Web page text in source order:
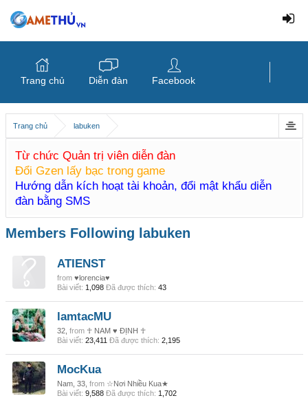
Trang chủ labuken
Từ chức Quản trị viên diễn đàn
Đổi Gzen lấy bạc trong game
Hướng dẫn kích hoạt tài khoản, đổi mật khẩu diễn
đàn bằng SMS
Members Following labuken
ATIENST
from ♥lorencia♥
Bài viết: 1,098 Đã được thích: 43
lamtacMU
32, from ☥ NAM ♥ ĐỊNH ☥
Bài viết: 23,411 Đã được thích: 2,195
MocKua
Nam, 33, from ☆Nơi Nhiều Kua★
Bài viết: 9,588 Đã được thích: 1,702
Trang chủ Diễn đàn Facebook